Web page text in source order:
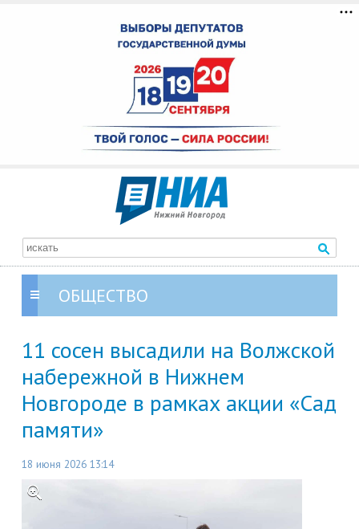
ОБЩЕСТВО
11 сосен высадили на Волжской
набережной в Нижнем
Новгороде в рамках акции «Сад
памяти»
18 июня 2026 13:14